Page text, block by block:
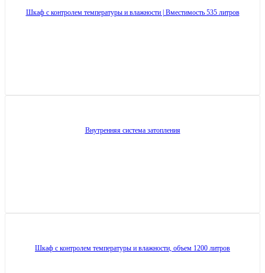
Шкаф с контролем температуры и влажности | Вместимость 535 литров
Внутренняя система затопления
Шкаф с контролем температуры и влажности, объем 1200 литров